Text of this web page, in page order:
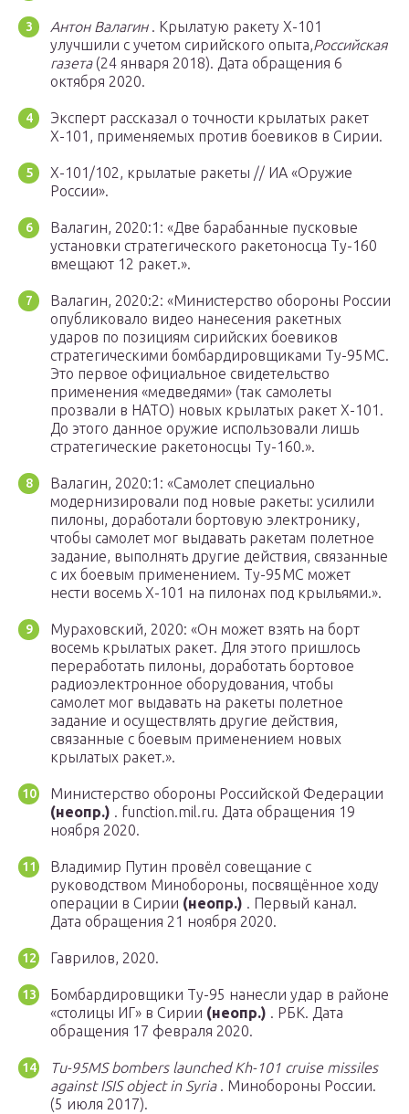
Антон Валагин. Крылатую ракету Х-101
улучшили с учетом сирийского опыта,Российская
газета(24 января 2018). Дата обращения 6
октября 2020.
Эксперт рассказал о точности крылатых ракет
Х-101, применяемых против боевиков в Сирии.
Х-101/102, крылатые ракеты // ИА «Оружие
России».
Валагин, 2020:1: «Две барабанные пусковые
установки стратегического ракетоносца Ту-160
вмещают 12 ракет.».
Валагин, 2020:2: «Министерство обороны России
опубликовало видео нанесения ракетных
ударов по позициям сирийских боевиков
стратегическими бомбардировщиками Ту-95МС.
Это первое официальное свидетельство
применения «медведями» (так самолеты
прозвали в НАТО) новых крылатых ракет Х-101.
До этого данное оружие использовали лишь
стратегические ракетоносцы Ту-160.».
Валагин, 2020:1: «Самолет специально
модернизировали под новые ракеты: усилили
пилоны, доработали бортовую электронику,
чтобы самолет мог выдавать ракетам полетное
задание, выполнять другие действия, связанные
с их боевым применением. Ту-95МС может
нести восемь Х-101 на пилонах под крыльями.».
Мураховский, 2020: «Он может взять на борт
восемь крылатых ракет. Для этого пришлось
переработать пилоны, доработать бортовое
радиоэлектронное оборудования, чтобы
самолет мог выдавать на ракеты полетное
задание и осуществлять другие действия,
связанные с боевым применением новых
крылатых ракет.».
Министерство обороны Российской Федерации
(неопр.) . function.mil.ru. Дата обращения 19
ноября 2020.
Владимир Путин провёл совещание с
руководством Минобороны, посвящённое ходу
операции в Сирии (неопр.) . Первый канал.
Дата обращения 21 ноября 2020.
Гаврилов, 2020.
Бомбардировщики Ту-95 нанесли удар в районе
«столицы ИГ» в Сирии (неопр.) . РБК. Дата
обращения 17 февраля 2020.
Tu-95MS bombers launched Kh-101 cruise missiles
against ISIS object in Syria. Минобороны России.
(5 июля 2017).